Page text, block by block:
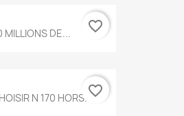
MILLIONS DE... favorite_border
N 170 HORS...favorite_border